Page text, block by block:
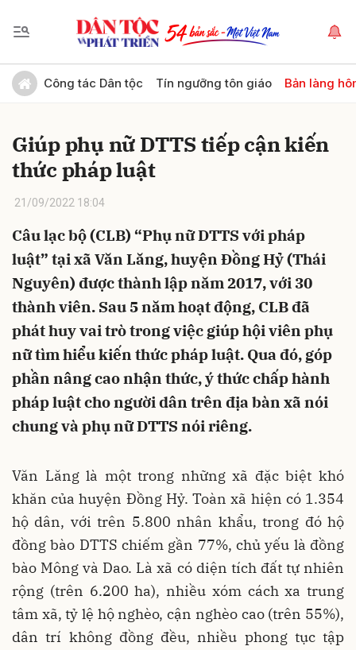
Công tác Dân tộc Tín ngưỡng tôn giáo Bản làng
Giúp phụ nữ DTTS tiếp cận kiến
thức pháp luật
21/09/2022 18:04
Câu lạc bộ (CLB) “Phụ nữ DTTS với pháp
luật” tại xã Văn Lăng, huyện Đồng Hỷ (Thái
Nguyên) được thành lập năm 2017, với 30
thành viên. Sau 5 năm hoạt động, CLB đã
phát huy vai trò trong việc giúp hội viên phụ
nữ tìm hiểu kiến thức pháp luật. Qua đó, góp
phần nâng cao nhận thức, ý thức chấp hành
pháp luật cho người dân trên địa bàn xã nói
chung và phụ nữ DTTS nói riêng.
Văn Lăng là một trong những xã đặc biệt khó
khăn của huyện Đồng Hỷ. Toàn xã hiện có 1.354
hộ dân, với trên 5.800 nhân khẩu, trong đó hộ
đồng bào DTTS chiếm gần 77%, chủ yếu là đồng
bào Mông và Dao. Là xã có diện tích đất tự nhiên
rộng (trên 6.200 ha), nhiều xóm cách xa trung
tâm xã, tỷ lệ hộ nghèo, cận nghèo cao (trên 55%),
dân trí không đồng đều, nhiều phong tục tập
Gửi bình luận
Hủy